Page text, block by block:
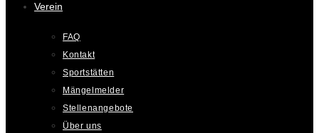
Verein
FAQ
Kontakt
Sportstätten
Mängelmelder
Stellenangebote
Über uns